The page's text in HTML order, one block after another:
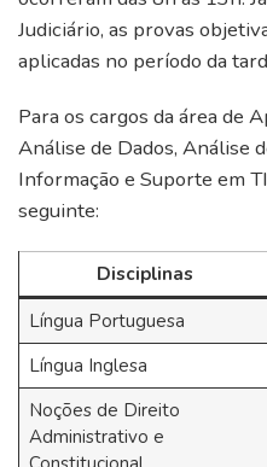
Judiciário, as provas
aplicadas no período da
Para os cargos da área de
Análise de Dados, Análise
Informação e Suporte em
seguinte:
Disciplinas
Língua Portuguesa
Língua Inglesa
Noções de Direito
Administrativo e